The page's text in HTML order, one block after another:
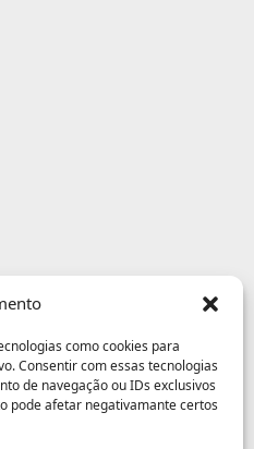
como cookies para
Consentir com essas tecnologias
de navegação ou IDs exclusivos
pode afetar negativamante certos